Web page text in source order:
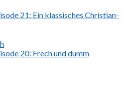
21: Ein klassisches Christian-
20: Frech und dumm